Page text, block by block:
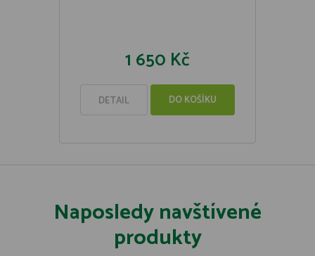
1 650 Kč
DETAIL DO KOŠÍKU
Naposledy navštívené
produkty